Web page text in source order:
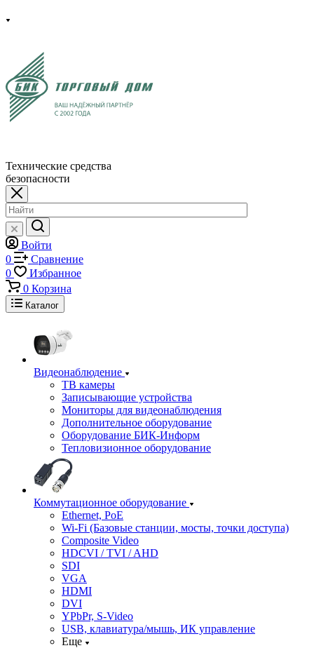
Технические средства
безопасности
Войти
0
Сравнение
0
Избранное
0 Корзина
Каталог
Видеонаблюдение
ТВ камеры
Записывающие устройства
Мониторы для видеонаблюдения
Дополнительное оборудование
Оборудование БИК-Информ
Тепловизионное оборудование
Коммутационное оборудование
Ethernet, PoE
Wi-Fi (Базовые станции, мосты, точки доступа)
Composite Video
HDCVI / TVI / AHD
SDI
VGA
HDMI
DVI
YPbPr, S-Video
USB, клавиатура/мышь, ИК управление
Еще